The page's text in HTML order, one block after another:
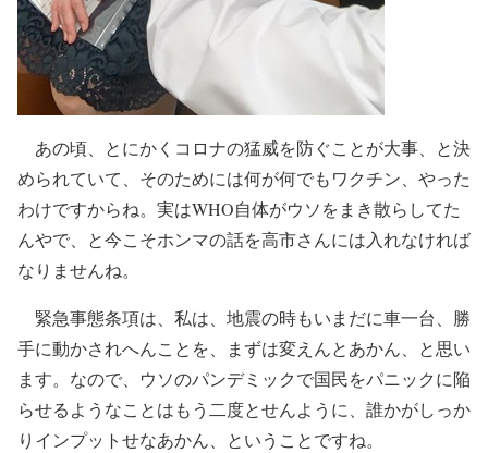
あの頃、とにかくコロナの猛威を防ぐことが大事、と決
められていて、そのためには何が何でもワクチン、やった
わけですからね。実はWHO自体がウソをまき散らしてた
んやで、と今こそホンマの話を高市さんには入れなければ
なりませんね。
緊急事態条項は、私は、地震の時もいまだに車一台、勝
手に動かされへんことを、まずは変えんとあかん、と思い
ます。なので、ウソのパンデミックで国民をパニックに陥
らせるようなことはもう二度とせんように、誰かがしっか
りインプットせなあかん、ということですね。